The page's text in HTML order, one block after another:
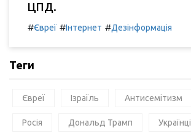
ЦПД.
#Євреї #Інтернет #Дезінформація
Теги
Євреї Ізраїль Антисемітизм
Росія Дональд Трамп Українці